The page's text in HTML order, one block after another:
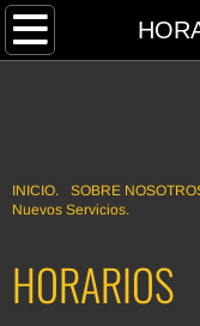
INICIO.
SOBRE
HORARIOS Y
Nuevos
INICIO. SOBRE
Nuevos Servicios.
HORARIOS